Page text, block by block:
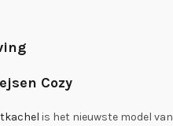
Cozy
is het nieuwste model van